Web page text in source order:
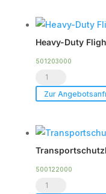
12
Menge
Heavy-Duty
501203000
Heavy-
Duty
für
zu
2
Zur
500122000